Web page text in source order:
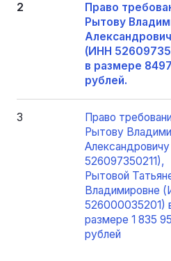
2
Право
Рытову
(ИНН
в размере
рублей.
3
Право
Рытову
526097350211),
Рытовой
Владимировне
526000035201)
размере 1 835
рублей